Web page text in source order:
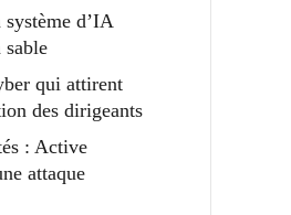
d’IA
sable
qui attirent
des dirigeants
: Active
attaque